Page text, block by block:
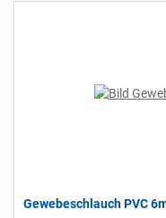
Gewebeschlauch PVC